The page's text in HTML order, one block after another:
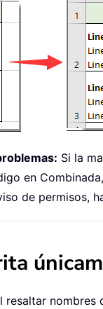
Si la
en
de permisos,
resaltar